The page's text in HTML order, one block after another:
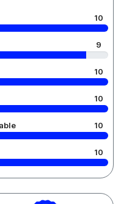
10
9
10
10
10
10